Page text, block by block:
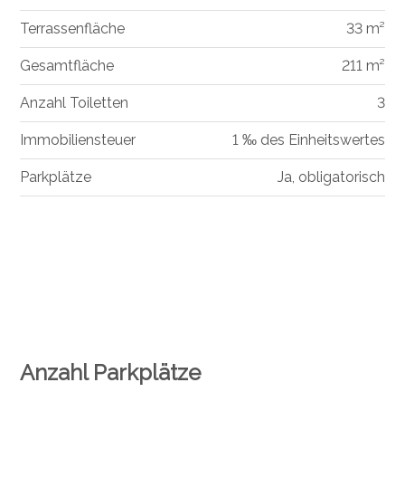
Terrassenfläche 33 m²
Gesamtfläche 211 m²
Anzahl Toiletten 3
Immobiliensteuer 1 ‰ des Einheitswertes
Parkplätze Ja, obligatorisch
Anzahl Parkplätze